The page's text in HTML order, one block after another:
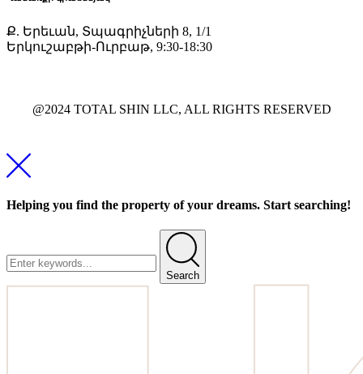
Ք. Երեւան, Տպագրիչների 8, 1/1
Երկուշաբթի-Ուրբաթ, 9:30-18:30
@2024 TOTAL SHIN LLC, ALL RIGHTS RESERVED
Helping you find the property of your dreams. Start searching!
Search